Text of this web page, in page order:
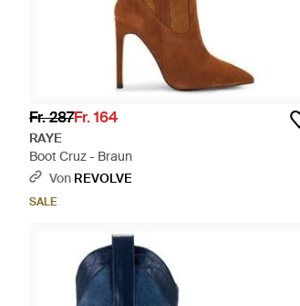
Fr. 287Fr. 164
RAYE
Boot Cruz - Braun
Von REVOLVE
SALE